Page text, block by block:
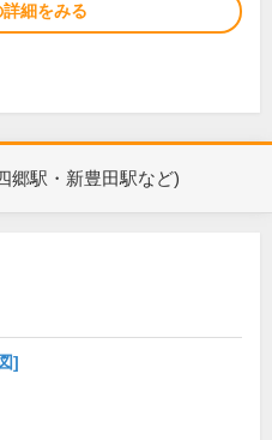
細をみる
郷駅・新豊田駅など)
]